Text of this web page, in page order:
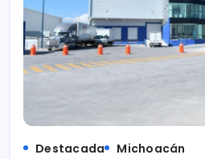
Destacada Michoacán